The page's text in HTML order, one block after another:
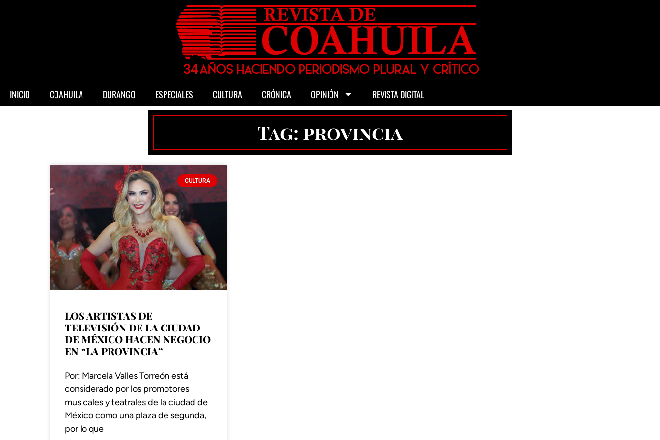
INICIO COAHUILA DURANGO ESPECIALES CULTURA CRÓNICA OPINIÓN REVISTA DIGITAL
Tag: provincia
CULTURA
LOS ARTISTAS DE
TELEVISIÓN DE LA CIUDAD
DE MÉXICO HACEN NEGOCIO
EN “LA PROVINCIA”
Por: Marcela Valles Torreón está
considerado por los promotores
musicales y teatrales de la ciudad de
México como una plaza de segunda,
por lo que